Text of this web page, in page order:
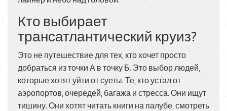
Кто выбирает
трансатлантический круиз?
Это не путешествие для тех, кто хочет просто
добраться из точки А в точку Б. Это выбор людей,
которые хотят уйти от суеты. Те, кто устал от
аэропортов, очередей, багажа и стресса. Они ищут
тишину. Они хотят читать книги на палубе, смотреть